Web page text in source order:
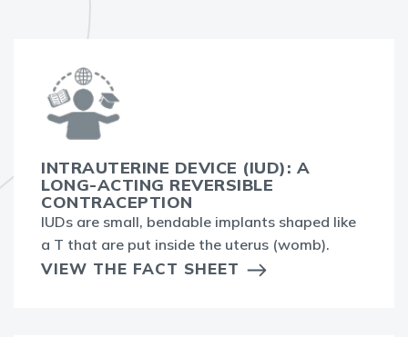
INTRAUTERINE DEVICE (IUD): A
LONG-ACTING REVERSIBLE
CONTRACEPTION
IUDs are small, bendable implants shaped like
a T that are put inside the uterus (womb).
VIEW THE FACT SHEET